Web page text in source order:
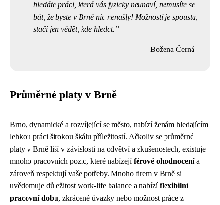
hledáte práci, která vás fyzicky neunaví, nemusíte se
bát, že byste v Brně nic nenašly! Možností je spousta,
stačí jen vědět, kde hledat.
Božena Černá
Průměrné platy v Brně
Brno, dynamické a rozvíjející se město, nabízí ženám hledajícím
lehkou práci širokou škálu příležitostí. Ačkoliv se průměrné
platy v Brně liší v závislosti na odvětví a zkušenostech, existuje
mnoho pracovních pozic, které nabízejíférové ohodnocenía
zároveň respektují vaše potřeby. Mnoho firem v Brně si
uvědomuje důležitost work-life balance a nabízíflexibilní
pracovní dobu, zkrácené úvazky nebo možnost práce z